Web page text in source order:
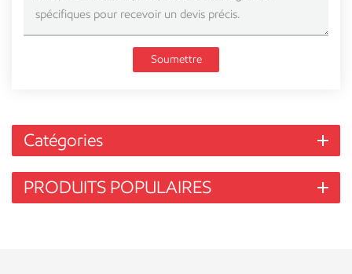
Soumettre
Catégories
PRODUITS POPULAIRES